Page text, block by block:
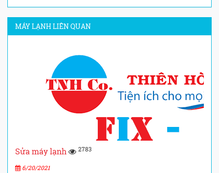
MÁY LẠNH LIÊN QUAN
Sửa máy lạnh 2783
6/20/2021